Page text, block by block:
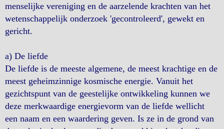
menselijke vereniging en de aarzelende krachten van het
wetenschappelijk onderzoek 'gecontroleerd', gewekt en
gericht.
a) De liefde
De liefde is de meeste algemene, de meest krachtige en de
meest geheimzinnige kosmische energie. Vanuit het
gezichtspunt van de geestelijke ontwikkeling kunnen we
deze merkwaardige energievorm van de liefde wellicht
een naam en een waardering geven. Is ze in de grond van